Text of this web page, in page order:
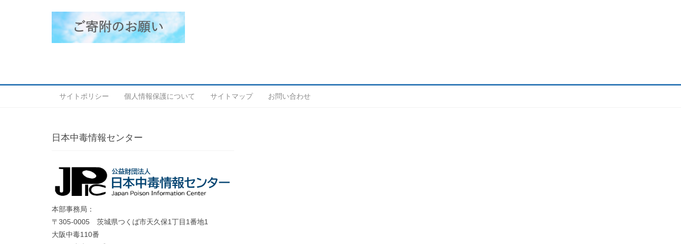
サイトポリシー 個人情報保護について サイトマップ お問い合わせ
日本中毒情報センター
本部事務局：
〒305-0005 茨城県つくば市天久保1丁目1番地1
大阪中毒110番